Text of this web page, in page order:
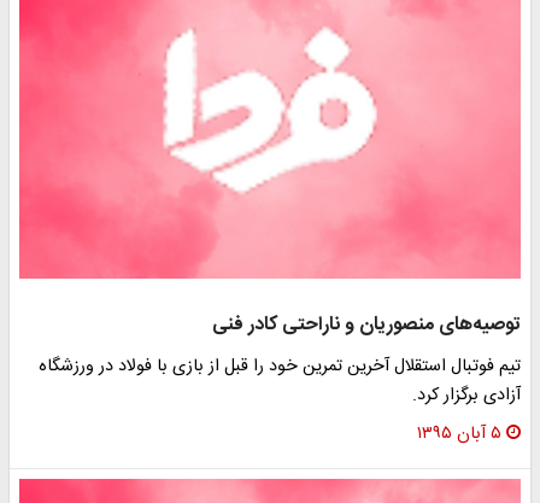
توصیه‌های منصوریان و ناراحتی کادر فنی
تیم فوتبال استقلال آخرین تمرین خود را قبل از بازی با فولاد در ورزشگاه
آزادی برگزار کرد.
۵ آبان ۱۳۹۵